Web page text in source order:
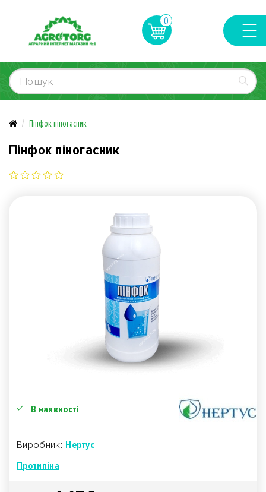
0
Пінфок піногасник
Пінфок піногасник
В наявності
Виробник: Нертус
Протипіна